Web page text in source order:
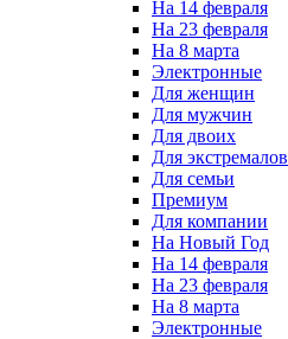
На 14 февраля
На 23 февраля
На 8 марта
Электронные
Для женщин
Для мужчин
Для двоих
Для экстремалов
Для семьи
Премиум
Для компании
На Новый Год
На 14 февраля
На 23 февраля
На 8 марта
Электронные